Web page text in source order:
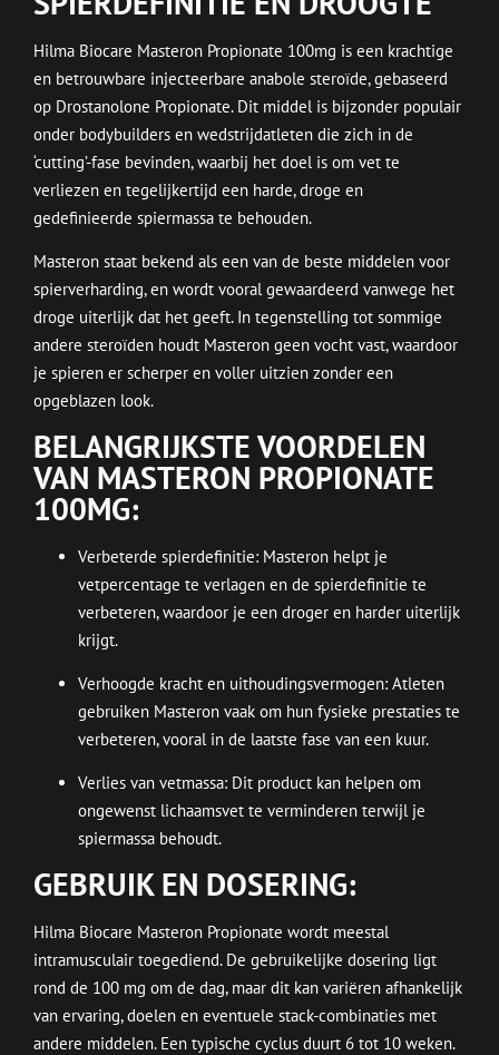
Hilma Biocare Masteron Propionate 100mg is een krachtige
en betrouwbare injecteerbare anabole steroïde, gebaseerd
op Drostanolone Propionate. Dit middel is bijzonder populair
onder bodybuilders en wedstrijdatleten die zich in de
‘cutting’-fase bevinden, waarbij het doel is om vet te
verliezen en tegelijkertijd een harde, droge en
gedefinieerde spiermassa te behouden.
Masteron staat bekend als een van de beste middelen voor
spierverharding, en wordt vooral gewaardeerd vanwege het
droge uiterlijk dat het geeft. In tegenstelling tot sommige
andere steroïden houdt Masteron geen vocht vast, waardoor
je spieren er scherper en voller uitzien zonder een
opgeblazen look.
BELANGRIJKSTE VOORDELEN
VAN MASTERON PROPIONATE
100MG:
Verbeterde spierdefinitie: Masteron helpt je
vetpercentage te verlagen en de spierdefinitie te
verbeteren, waardoor je een droger en harder uiterlijk
krijgt.
Verhoogde kracht en uithoudingsvermogen: Atleten
gebruiken Masteron vaak om hun fysieke prestaties te
verbeteren, vooral in de laatste fase van een kuur.
Verlies van vetmassa: Dit product kan helpen om
ongewenst lichaamsvet te verminderen terwijl je
spiermassa behoudt.
GEBRUIK EN DOSERING:
Hilma Biocare Masteron Propionate wordt meestal
intramusculair toegediend. De gebruikelijke dosering ligt
rond de 100 mg om de dag, maar dit kan variëren afhankelijk
van ervaring, doelen en eventuele stack-combinaties met
andere middelen. Een typische cyclus duurt 6 tot 10 weken.